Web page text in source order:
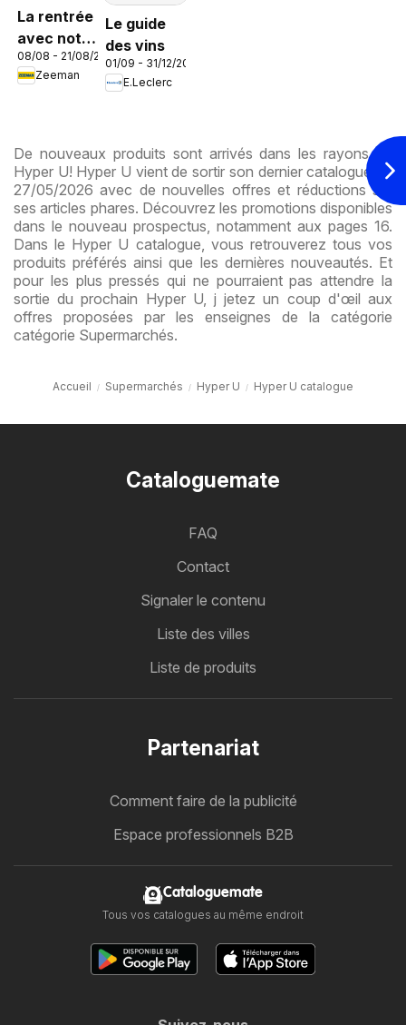
La rentrée
avec notre
nouvelle
collection
08/08 - 21/08/2026
Zeeman
Le guide
des vins
01/09 - 31/12/2026
E.Leclerc
De nouveaux produits sont arrivés dans les rayons de
Hyper U! Hyper U vient de sortir son dernier catalogue ce
27/05/2026 avec de nouvelles offres et réductions sur
ses articles phares. Découvrez les promotions disponibles
dans le nouveau prospectus, notamment aux pages 16.
Dans le Hyper U catalogue, vous retrouverez tous vos
produits préférés ainsi que les dernières nouveautés. Et
pour les plus pressés qui ne pourraient pas attendre la
sortie du prochain Hyper U, j jetez un coup d'œil aux
offres proposées par les enseignes de la catégorie
catégorie Supermarchés.
Accueil Supermarchés Hyper U Hyper U catalogue
Cataloguemate
FAQ
Contact
Signaler le contenu
Liste des villes
Liste de produits
Partenariat
Comment faire de la publicité
Espace professionnels B2B
Cataloguemate
Tous vos catalogues au même endroit